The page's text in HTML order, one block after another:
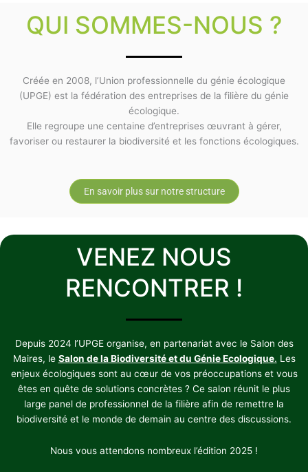
QUI SOMMES-NOUS ?
Créée en 2008, l’Union professionnelle du génie écologique
(UPGE) est la fédération des entreprises de la filière du génie
écologique.
Elle regroupe une centaine d’entreprises œuvrant à gérer,
favoriser ou restaurer la biodiversité et les fonctions écologiques.
En savoir plus sur notre structure
VENEZ NOUS
RENCONTRER !
Depuis 2024 l’UPGE organise, en partenariat avec le Salon des
Maires, le Salon de la Biodiversité et du Génie Ecologique. Les
enjeux écologiques sont au cœur de vos préoccupations et vous
êtes en quête de solutions concrètes ? Ce salon réunit le plus
large panel de professionnel de la filière afin de remettre la
biodiversité et le monde de demain au centre des discussions.
Nous vous attendons nombreux l’édition 2025 !